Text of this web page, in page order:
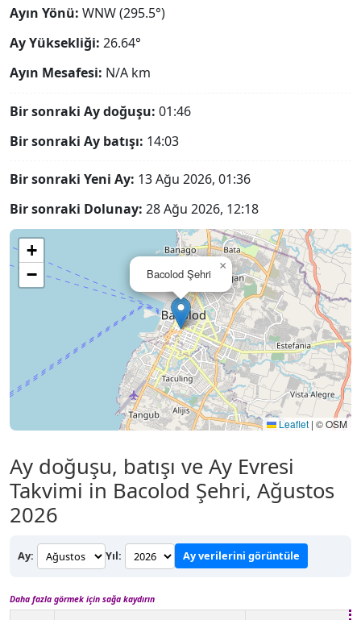
Ayın Yönü: WNW (295.5°)
Ay Yüksekliği: 26.64°
Ayın Mesafesi: N/A km
Bir sonraki Ay doğuşu: 01:46
Bir sonraki Ay batışı: 14:03
Bir sonraki Yeni Ay: 13 Ağu 2026, 01:36
Bir sonraki Dolunay: 28 Ağu 2026, 12:18
Bacolod Şehri
×
+
−
Leaflet | © OSM
Ay doğuşu, batışı ve Ay Evresi
Takvimi in Bacolod Şehri, Ağustos
2026
Ay: Yıl: Ay verilerini görüntüle
Daha fazla görmek için sağa kaydırın